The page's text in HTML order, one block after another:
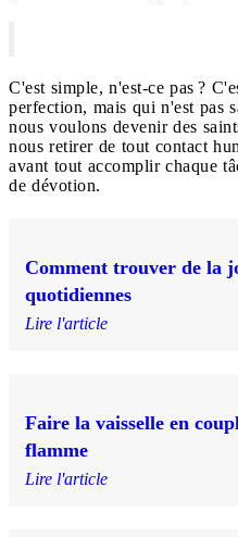
C'est simple, n'est-ce pas ?
perfection, mais qui n'est pas
nous voulons devenir des
nous retirer de tout contact
avant tout accomplir chaque
de dévotion.
Comment trouver de la
quotidiennes
Lire l'article
Faire la vaisselle en
flamme
Lire l'article